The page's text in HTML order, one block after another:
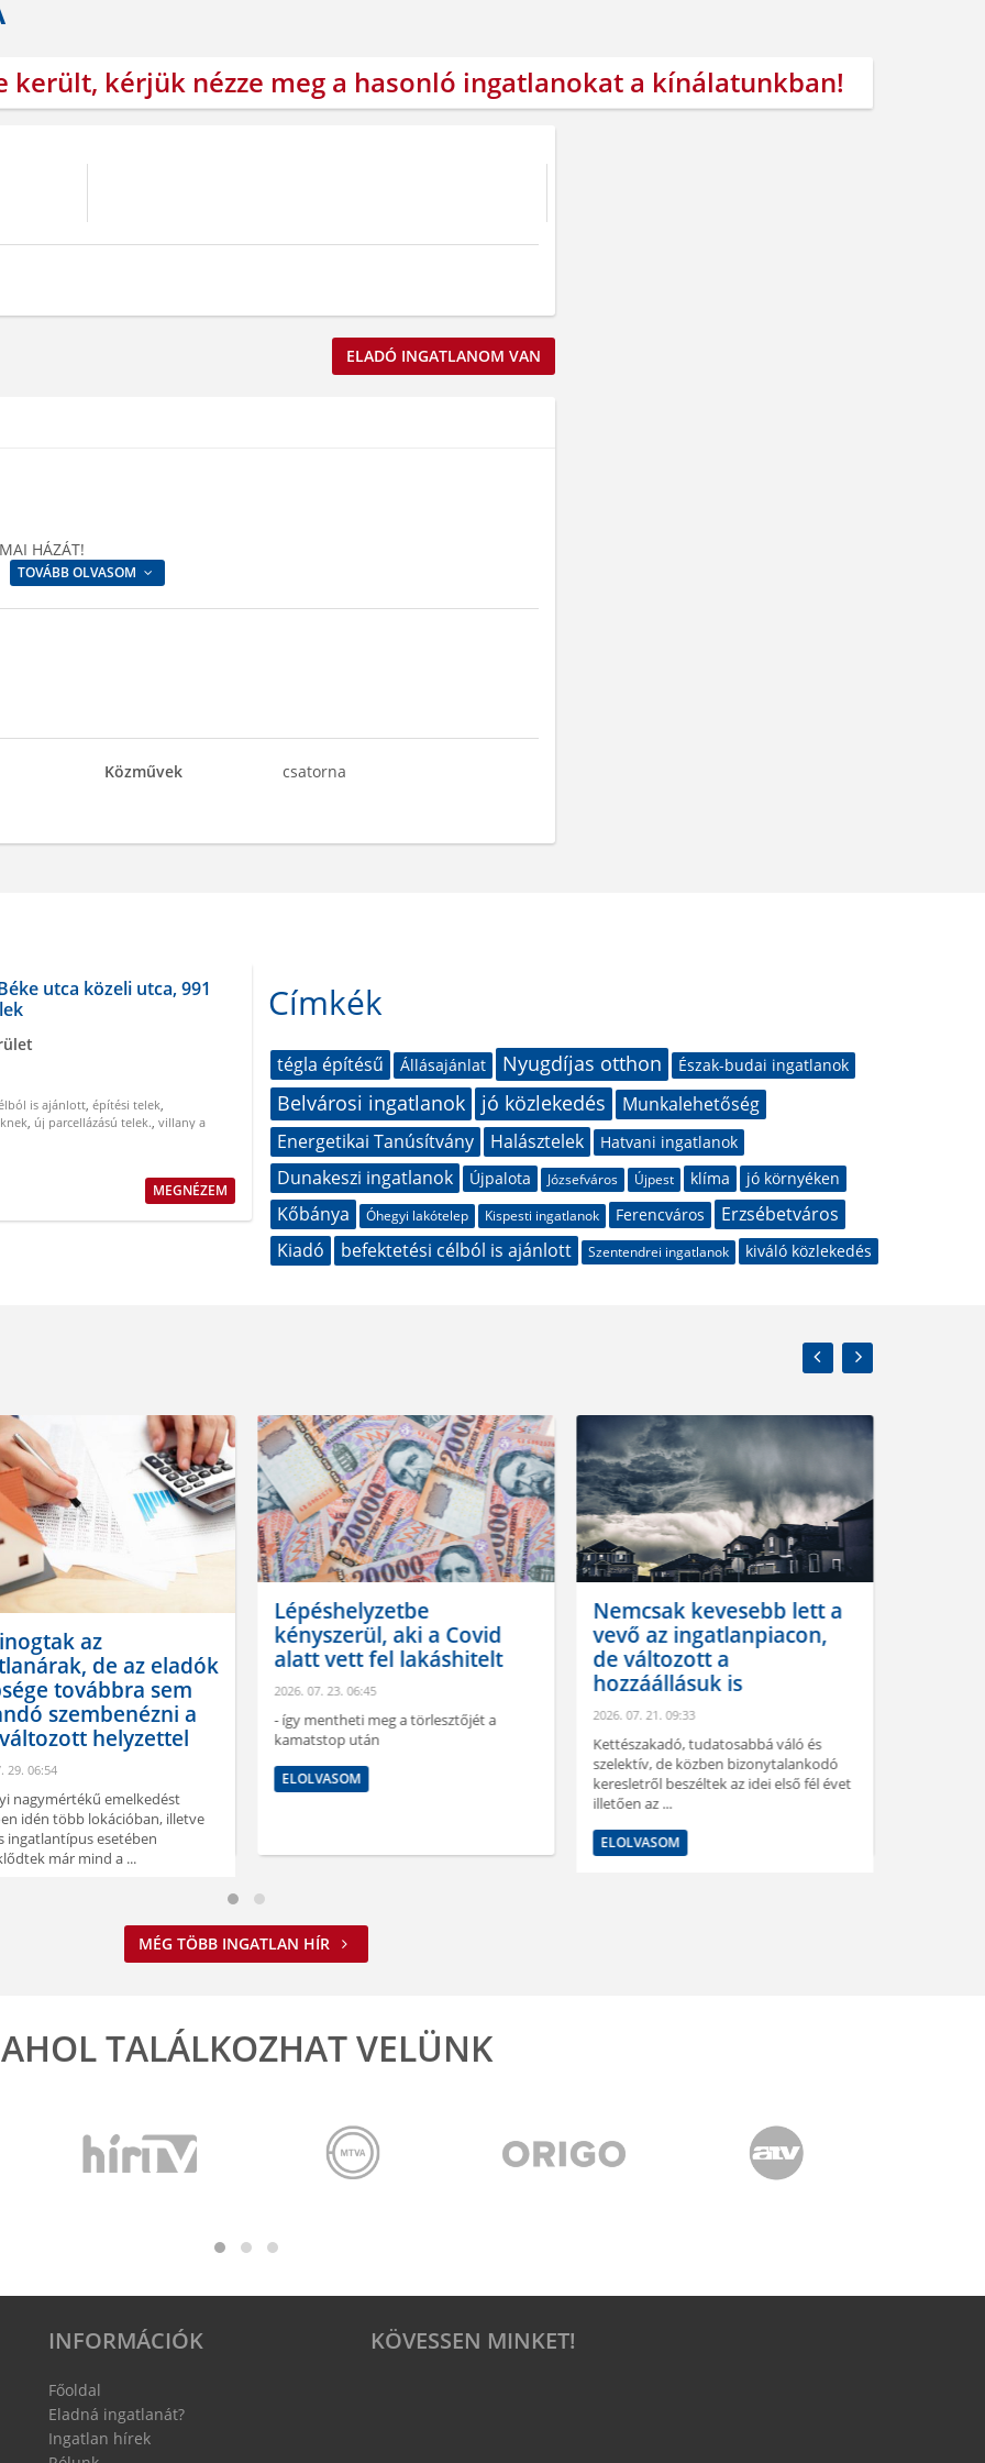
került, kérjük nézze meg a hasonló ingatlanokat a kínálatunkban!
ELADÓ INGATLANOM VAN
HÁZÁT!
TOVÁBB OLVASOM
Közművek csatorna
utca közeli utca, 991
is ajánlott, építési telek,
, új parcellázású telek., villany a
MEGNÉZEM
Címkék
tégla építésű Állásajánlat Nyugdíjas otthon Észak-budai ingatlanok
Belvárosi ingatlanok jó közlekedés
Munkalehetőség
Energetikai Tanúsítvány
Halásztelek Hatvani ingatlanok
Dunakeszi ingatlanok Újpalota Józsefváros Újpest klíma jó környéken
Kőbánya Óhegyi lakótelep Kispesti ingatlanok Ferencváros
Erzsébetváros
Kiadó
befektetési célból is ajánlott Szentendrei ingatlanok kiváló közlekedés
az
de az eladók
továbbra sem
szembenézni a
helyzettel
29. 06:54
nagymértékű emelkedést
idén több lokációban, illetve
ingatlantípus esetében
már mind a ...
Lépéshelyzetbe
kényszerül, aki a Covid
alatt vett fel lakáshitelt
2026. 07. 23. 06:45
- így mentheti meg a törlesztőjét a
kamatstop után
ELOLVASOM
Nemcsak kevesebb lett a
vevő az ingatlanpiacon,
de változott a
hozzáállásuk is
2026. 07. 21. 09:33
Kettészakadó, tudatosabbá váló és
szelektív, de közben bizonytalankodó
keresletről beszéltek az idei első fél évet
illetően az ...
ELOLVASOM
MÉG TÖBB INGATLAN HÍR
AHOL TALÁLKOZHAT VELÜNK
KÖVESSEN MINKET!
INFORMÁCIÓK
Főoldal
Eladná ingatlanát?
Ingatlan hírek